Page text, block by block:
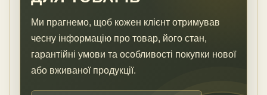
Ми прагнемо, щоб кожен клієнт отримував
чесну інформацію про товар, його стан,
гарантійні умови та особливості покупки нової
або вживаної продукції.